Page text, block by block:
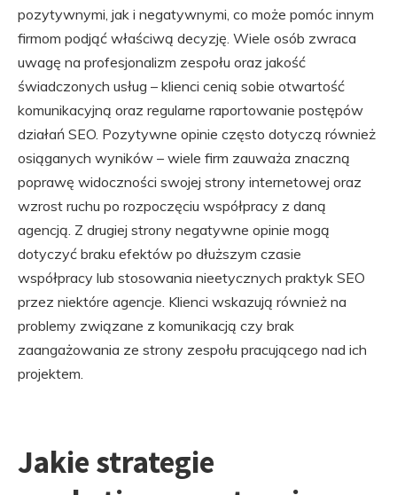
pozytywnymi, jak i negatywnymi, co może pomóc innym
firmom podjąć właściwą decyzję. Wiele osób zwraca
uwagę na profesjonalizm zespołu oraz jakość
świadczonych usług – klienci cenią sobie otwartość
komunikacyjną oraz regularne raportowanie postępów
działań SEO. Pozytywne opinie często dotyczą również
osiąganych wyników – wiele firm zauważa znaczną
poprawę widoczności swojej strony internetowej oraz
wzrost ruchu po rozpoczęciu współpracy z daną
agencją. Z drugiej strony negatywne opinie mogą
dotyczyć braku efektów po dłuższym czasie
współpracy lub stosowania nieetycznych praktyk SEO
przez niektóre agencje. Klienci wskazują również na
problemy związane z komunikacją czy brak
zaangażowania ze strony zespołu pracującego nad ich
projektem.
Jakie strategie